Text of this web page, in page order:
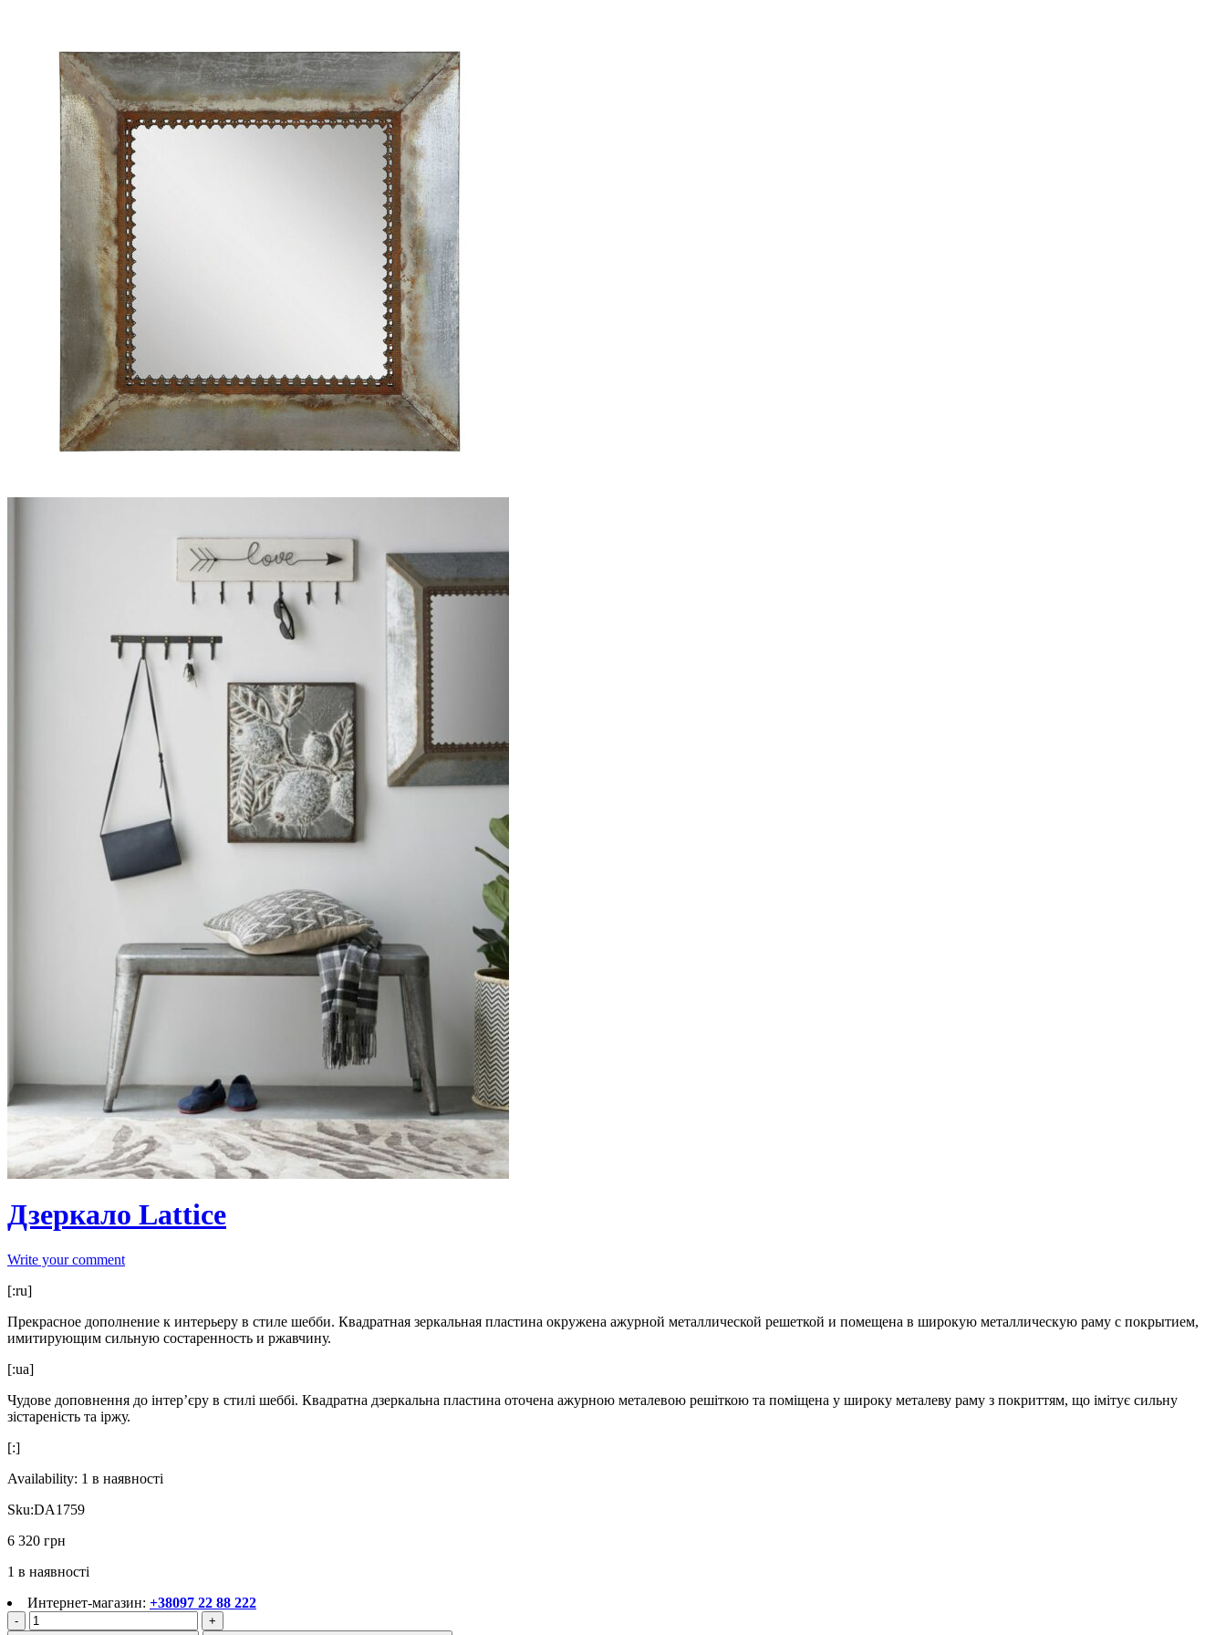
Дзеркало Lattice
Write your comment
[:ru]
Прекрасное дополнение к интерьеру в стиле шебби. Квадратная зеркальная пластина окружена ажурной металлической решеткой и помещена в широкую металлическую раму с покрытием,
имитирующим сильную состаренность и ржавчину.
[:ua]
Чудове доповнення до інтер’єру в стилі шеббі. Квадратна дзеркальна пластина оточена ажурною металевою решіткою та поміщена у широку металеву раму з покриттям, що імітує сильну
зістареність та іржу.
[:]
Availability: 1 в наявності
Sku:DA1759
6 320 грн
1 в наявності
Интернет-магазин: +38097 22 88 222